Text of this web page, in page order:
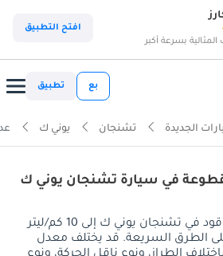
بسرعة أكبر
افتح التطبيق
بع تطبيق
الجديدة تشنجان يوني ك
في سيارة تشنجان يوني ك
يصل معدل استهلاك الوقود في تشنجان يوني ك إلى 10 كم/ليتر
12 كم/ليتر على الطرق السريعة. قد يختلف معدل